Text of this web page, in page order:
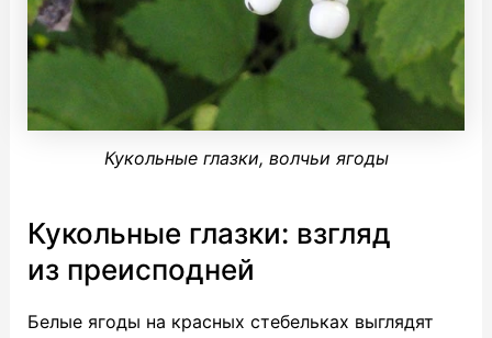
Кукольные глазки, волчьи ягоды
Кукольные глазки: взгляд
из преисподней
Белые ягоды на красных стебельках выглядят